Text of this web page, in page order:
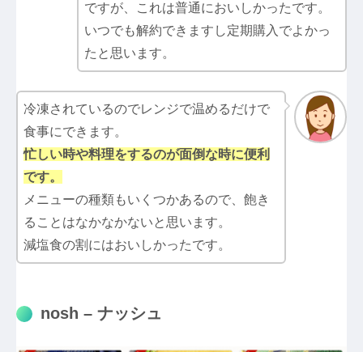
ですが、これは普通においしかったです。
いつでも解約できますし定期購入でよかっ
たと思います。
冷凍されているのでレンジで温めるだけで
食事にできます。
忙しい時や料理をするのが面倒な時に便利
です。
メニューの種類もいくつかあるので、飽き
ることはなかなかないと思います。
減塩食の割にはおいしかったです。
nosh – ナッシュ